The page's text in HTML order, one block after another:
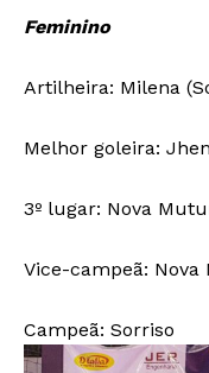
Feminino
Artilheira: Milena
Melhor goleira:
3º lugar: Nova
Vice-campeã: Nova
Campeã: Sorriso